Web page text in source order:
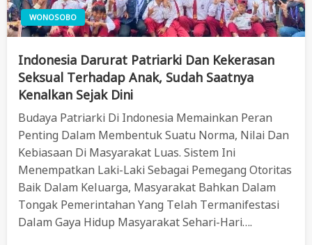
WONOSOBO
Indonesia Darurat Patriarki Dan Kekerasan
Seksual Terhadap Anak, Sudah Saatnya
Kenalkan Sejak Dini
Budaya Patriarki Di Indonesia Memainkan Peran
Penting Dalam Membentuk Suatu Norma, Nilai Dan
Kebiasaan Di Masyarakat Luas. Sistem Ini
Menempatkan Laki-Laki Sebagai Pemegang Otoritas
Baik Dalam Keluarga, Masyarakat Bahkan Dalam
Tongak Pemerintahan Yang Telah Termanifestasi
Dalam Gaya Hidup Masyarakat Sehari-Hari….